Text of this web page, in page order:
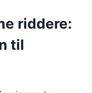
riddere:
til